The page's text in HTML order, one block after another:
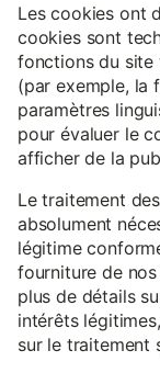
Les cookies ont
cookies sont
fonctions du site
(par exemple, la
paramètres
pour évaluer le
afficher de la
Le traitement
absolument
légitime
fourniture de
plus de détails
intérêts
sur le traitement